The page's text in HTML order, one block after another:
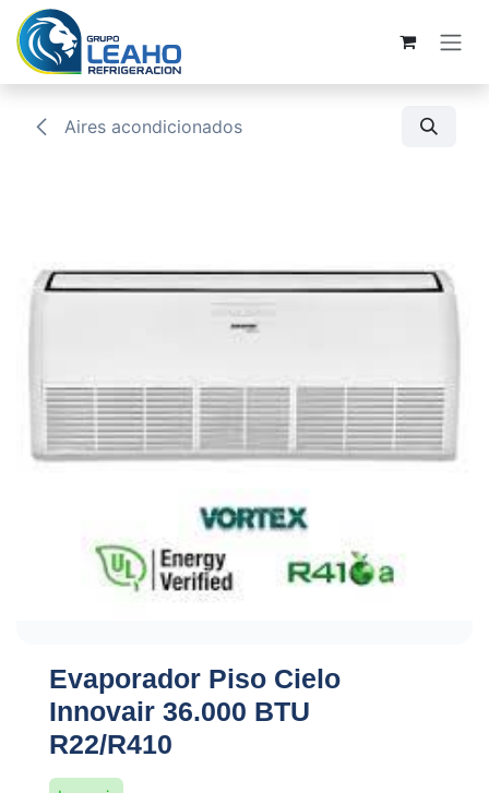
Ir al contenido
Aires acondicionados
Evaporador Piso Cielo
Innovair 36.000 BTU
R22/R410